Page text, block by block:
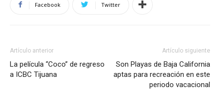
Facebook Twitter
Artículo anterior
La película “Coco’’ de regreso
a ICBC Tijuana
Artículo siguiente
Son Playas de Baja California
aptas para recreación en este
periodo vacacional